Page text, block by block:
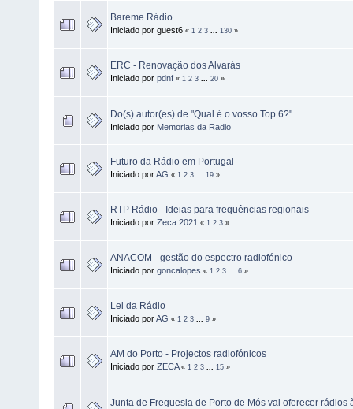
Bareme Rádio
Iniciado por guest6 « 1 2 3 130 »
ERC - Renovação dos Alvarás
Iniciado por pdnf « 1 2 3 20 »
Do(s) autor(es) de "Qual é o vosso Top 6?"...
Iniciado por Memorias da Radio
Futuro da Rádio em Portugal
Iniciado porAG « 1 2 3 19 »
RTP Rádio - Ideias para frequências regionais
Iniciado por Zeca 2021 « 1 2 3 »
ANACOM - gestão do espectro radiofónico
Iniciado por goncalopes « 1 2 3 6 »
Lei da Rádio
Iniciado porAG « 1 2 3 9 »
AM do Porto - Projectos radiofónicos
Iniciado por ZECA « 1 2 3 15 »
Junta de Freguesia de Porto de Mós vai oferecer rádios